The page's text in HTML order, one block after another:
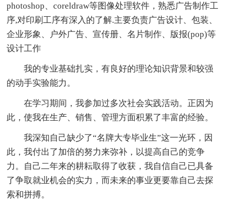
photoshop、coreldraw等图像处理软件，熟悉广告制作工
序,对印刷工序有深入的了解.主要负责广告设计、包装、
企业形象、户外广告、宣传册、名片制作、版报(pop)等
设计工作
我的专业基础扎实，有良好的理论知识背景和较强
的动手实验能力。
在学习期间，我参加过多次社会实践活动。正因为
此，使我在生产、销售、管理方面积累了丰富的经验。
我深知自己缺少了“名牌大专毕业生”这一光环，因
此，我付出了加倍的努力来弥补，以提高自己的竞争
力。自己二年来的耕耘取得了收获，我自信自己已具备
了争取就业机会的实力，而未来的事业更要靠自己去探
索和拼搏。